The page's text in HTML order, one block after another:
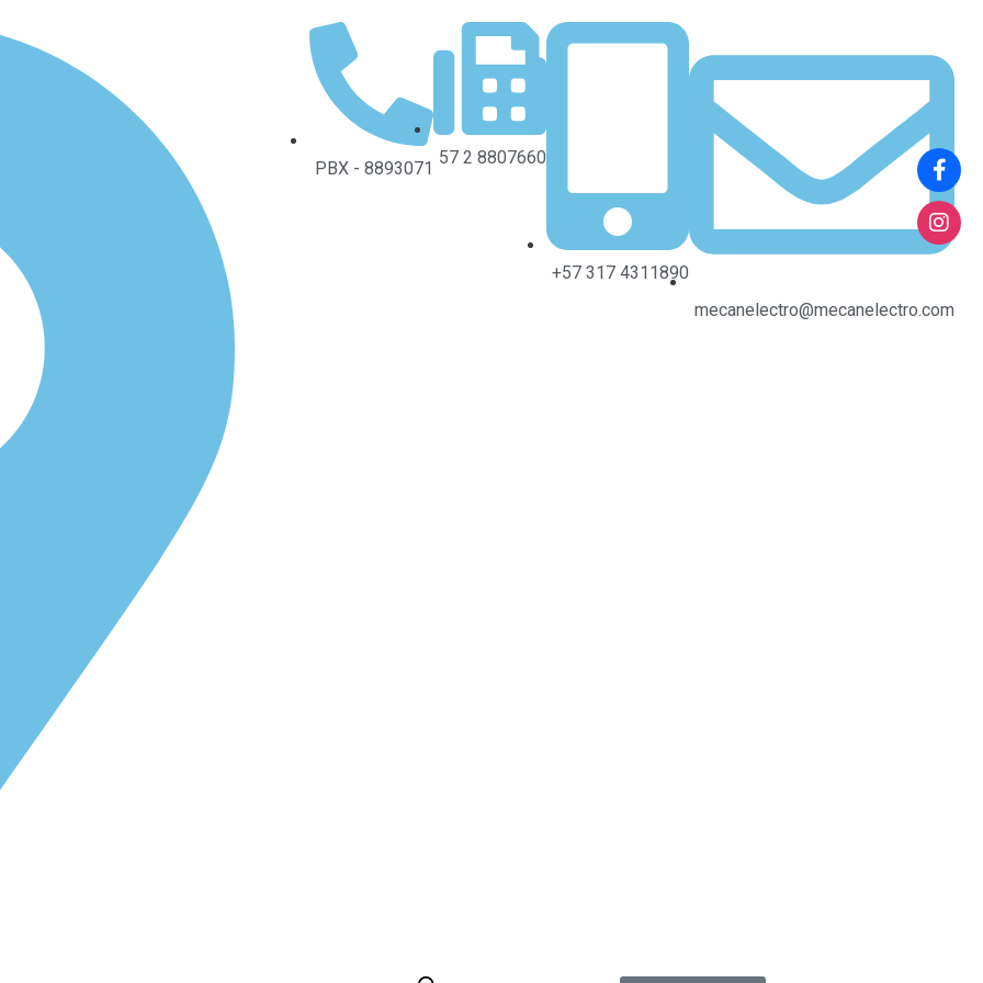
PBX - 8893071
57 2 8807660
+57 317 4311890
mecanelectro@mecanelectro.com